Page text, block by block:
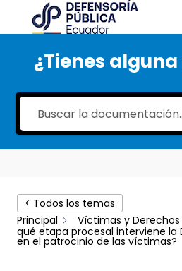
¿Tienes
< Todos los temas
Principal
Víctimas y
qué etapa procesal interviene la
en el patrocinio de las víctimas?